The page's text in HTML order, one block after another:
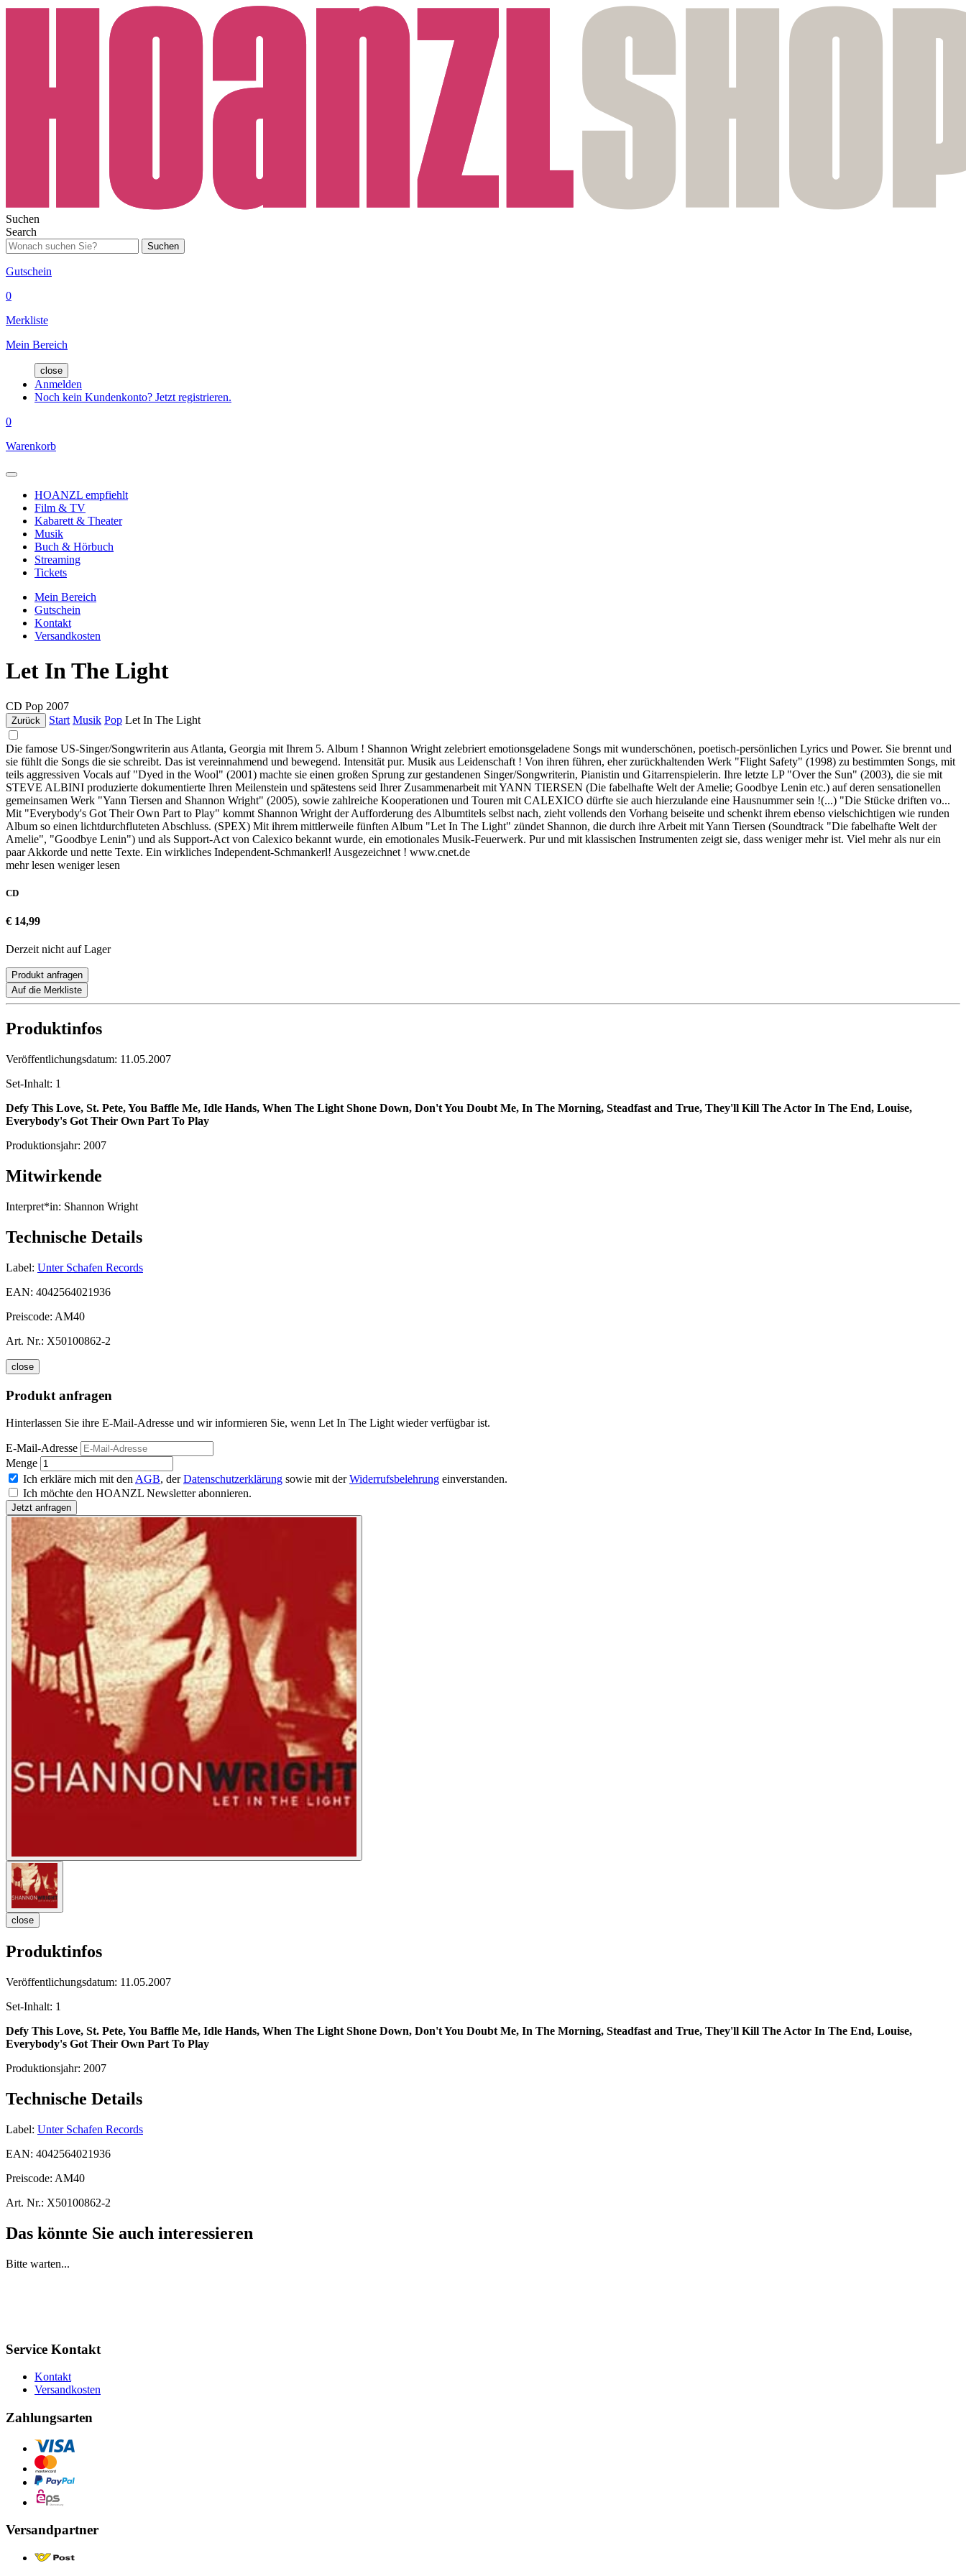
Suchen
Search
Suchen
Gutschein
0
Merkliste
Mein Bereich
close
Anmelden
Noch kein Kundenkonto? Jetzt registrieren.
0
Warenkorb
HOANZL empfiehlt
Film & TV
Kabarett & Theater
Musik
Buch & Hörbuch
Streaming
Tickets
Mein Bereich
Gutschein
Kontakt
Versandkosten
Let In The Light
CD Pop 2007
Zurück Start Musik Pop Let In The Light
Die famose US-Singer/Songwriterin aus Atlanta, Georgia mit Ihrem 5. Album ! Shannon Wright zelebriert emotionsgeladene Songs mit wunderschönen, poetisch-persönlichen Lyrics und Power. Sie brennt und
sie fühlt die Songs die sie schreibt. Das ist vereinnahmend und bewegend. Intensität pur. Musik aus Leidenschaft ! Von ihren führen, eher zurückhaltenden Werk "Flight Safety" (1998) zu bestimmten Songs, mit
teils aggressiven Vocals auf "Dyed in the Wool" (2001) machte sie einen großen Sprung zur gestandenen Singer/Songwriterin, Pianistin und Gitarrenspielerin. Ihre letzte LP "Over the Sun" (2003), die sie mit
STEVE ALBINI produzierte dokumentierte Ihren Meilenstein und spätestens seid Ihrer Zusammenarbeit mit YANN TIERSEN (Die fabelhafte Welt der Amelie; Goodbye Lenin etc.) auf deren sensationellen
gemeinsamen Werk "Yann Tiersen and Shannon Wright" (2005), sowie zahlreiche Kooperationen und Touren mit CALEXICO dürfte sie auch hierzulande eine Hausnummer sein !(...) "Die Stücke driften vo...
Mit "Everybody's Got Their Own Part to Play" kommt Shannon Wright der Aufforderung des Albumtitels selbst nach, zieht vollends den Vorhang beiseite und schenkt ihrem ebenso vielschichtigen wie runden
Album so einen lichtdurchfluteten Abschluss. (SPEX) Mit ihrem mittlerweile fünften Album "Let In The Light" zündet Shannon, die durch ihre Arbeit mit Yann Tiersen (Soundtrack "Die fabelhafte Welt der
Amelie", "Goodbye Lenin") und als Support-Act von Calexico bekannt wurde, ein emotionales Musik-Feuerwerk. Pur und mit klassischen Instrumenten zeigt sie, dass weniger mehr ist. Viel mehr als nur ein
paar Akkorde und nette Texte. Ein wirkliches Independent-Schmankerl! Ausgezeichnet ! www.cnet.de
mehr lesen weniger lesen
CD
€ 14,99
Derzeit nicht auf Lager
Produkt anfragen
Auf die Merkliste
Produktinfos
Veröffentlichungsdatum: 11.05.2007
Set-Inhalt: 1
Defy This Love, St. Pete, You Baffle Me, Idle Hands, When The Light Shone Down, Don't You Doubt Me, In The Morning, Steadfast and True, They'll Kill The Actor In The End, Louise,
Everybody's Got Their Own Part To Play
Produktionsjahr: 2007
Mitwirkende
Interpret*in: Shannon Wright
Technische Details
Label: Unter Schafen Records
EAN: 4042564021936
Preiscode: AM40
Art. Nr.: X50100862-2
close
Produkt anfragen
Hinterlassen Sie ihre E-Mail-Adresse und wir informieren Sie, wenn Let In The Light wieder verfügbar ist.
E-Mail-Adresse
Menge
Ich erkläre mich mit den AGB, derDatenschutzerklärung sowie mit derWiderrufsbelehrung einverstanden.
Ich möchte den HOANZL Newsletter abonnieren.
close
Produktinfos
Veröffentlichungsdatum: 11.05.2007
Set-Inhalt: 1
Defy This Love, St. Pete, You Baffle Me, Idle Hands, When The Light Shone Down, Don't You Doubt Me, In The Morning, Steadfast and True, They'll Kill The Actor In The End, Louise,
Everybody's Got Their Own Part To Play
Produktionsjahr: 2007
Technische Details
Label: Unter Schafen Records
EAN: 4042564021936
Preiscode: AM40
Art. Nr.: X50100862-2
Das könnte Sie auch interessieren
Bitte warten...
Service Kontakt
Kontakt
Versandkosten
Zahlungsarten
Versandpartner